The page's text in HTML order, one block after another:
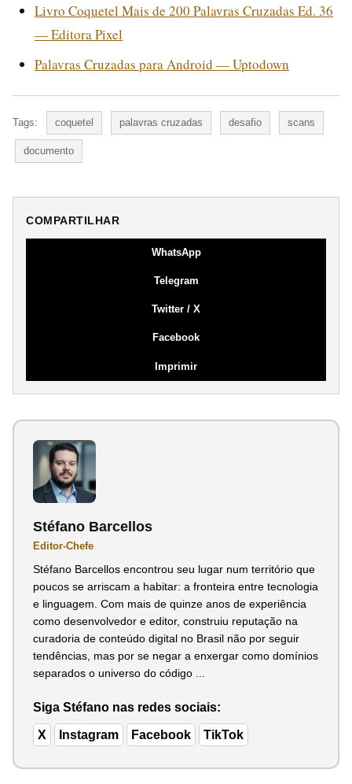
Livro Coquetel Mais de 200 Palavras Cruzadas Ed. 36
— Editora Pixel
Palavras Cruzadas para Android — Uptodown
Tags: coquetel palavras cruzadas desafio scans
documento
COMPARTILHAR
WhatsApp
Telegram
Twitter / X
Facebook
Imprimir
Stéfano Barcellos
Editor-Chefe
Stéfano Barcellos encontrou seu lugar num território que
poucos se arriscam a habitar: a fronteira entre tecnologia
e linguagem. Com mais de quinze anos de experiência
como desenvolvedor e editor, construiu reputação na
curadoria de conteúdo digital no Brasil não por seguir
tendências, mas por se negar a enxergar como domínios
separados o universo do código ...
Siga Stéfano nas redes sociais:
X Instagram Facebook TikTok